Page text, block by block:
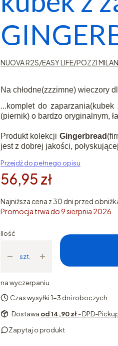
NUOVA R2S/EASY LIFE/POZZI
Na chłodne(zzzimne) wieczory
...komplet do
(piernik) o bardzo oryginalnym,
Produkt kolekcji Gingerbread
jest z dobrej jakości,
Przejdź do pełnego opisu
56,95 zł
Najniższa cena z 30 dni przed
Promocja trwa do 9 sierpnia 2026
Ilość
szt.
na wyczerpaniu
Czas wysyłki:1-3 dni roboczych
Dostawa od 14,90 zł- DPD-
Zapytaj o produkt